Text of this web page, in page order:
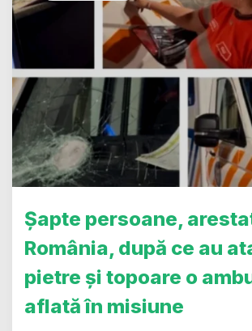
Șapte persoane,
România, după ce au
pietre și topoare o
aflată în misiune